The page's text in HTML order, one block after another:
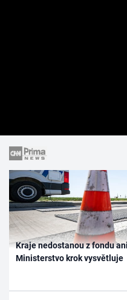
Kraje nedostanou z fondu
Ministerstvo krok vysvětluje